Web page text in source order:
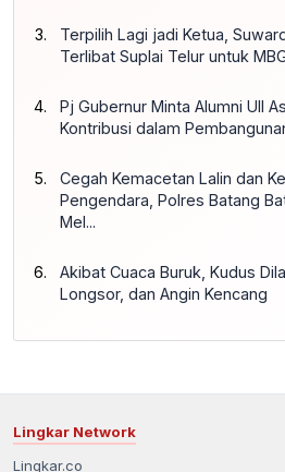
Terpilih Lagi jadi Ketua,
Terlibat Suplai Telur untuk
Pj Gubernur Minta Alumni UII
Kontribusi dalam
Cegah Kemacetan Lalin dan
Pengendara, Polres Batang
Mel...
Akibat Cuaca Buruk, Kudus
Longsor, dan Angin Kencang
Lingkar Network
Lingkar.co